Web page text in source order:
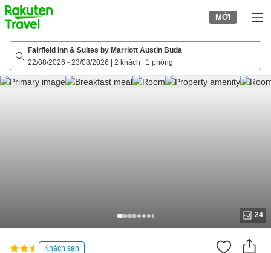
to
top
page
MỚI
Fairfield Inn & Suites by Marriott Austin Buda
22/08/2026 - 23/08/2026 2 khách 1 phòng
24
Khách sạn